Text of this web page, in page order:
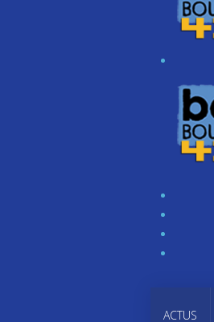
ACTUS